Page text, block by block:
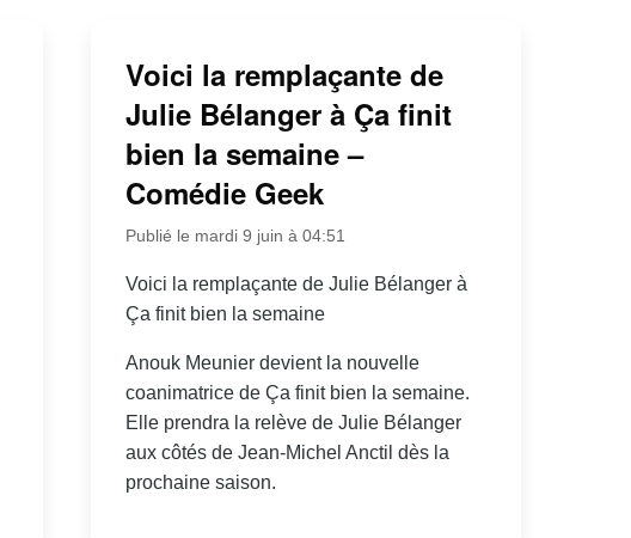
Voici la remplaçante de
Julie Bélanger à Ça finit
bien la semaine –
Comédie Geek
Publié le mardi 9 juin à 04:51
Voici la remplaçante de Julie Bélanger à
Ça finit bien la semaine
Anouk Meunier devient la nouvelle
coanimatrice de Ça finit bien la semaine.
Elle prendra la relève de Julie Bélanger
aux côtés de Jean-Michel Anctil dès la
prochaine saison.